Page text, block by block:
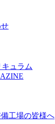
ュラム
工場の皆様へ